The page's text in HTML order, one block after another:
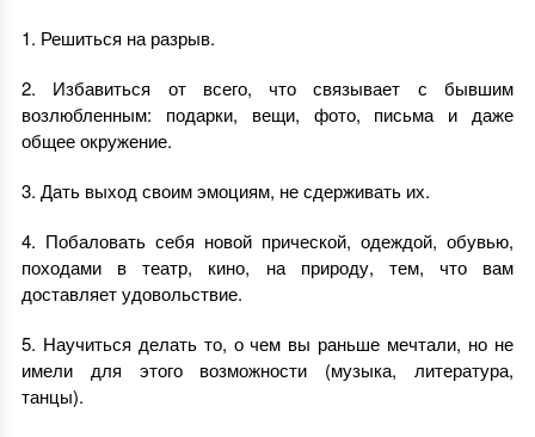
1. Решиться на разрыв.
2. Избавиться от всего, что связывает с бывшим
возлюбленным: подарки, вещи, фото, письма и даже
общее окружение.
3. Дать выход своим эмоциям, не сдерживать их.
4. Побаловать себя новой прической, одеждой, обувью,
походами в театр, кино, на природу, тем, что вам
доставляет удовольствие.
5. Научиться делать то, о чем вы раньше мечтали, но не
имели для этого возможности (музыка, литература,
танцы).